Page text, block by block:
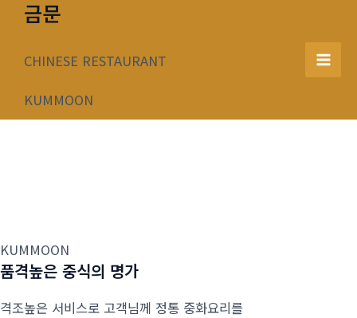
너
금문
CHINESE RESTAURANT
KUMMOON
Main
KUMMOON
품격높은 중식의 명가
격조높은 서비스로 고객님께 정통 중화요리를